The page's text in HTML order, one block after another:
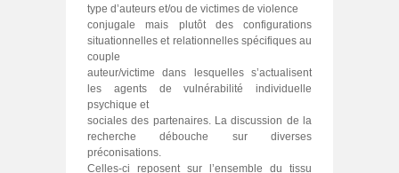
type d’auteurs et/ou de victimes de violence
conjugale mais plutôt des configurations
situationnelles et relationnelles spécifiques au
couple
auteur/victime dans lesquelles s’actualisent
les agents de vulnérabilité individuelle
psychique et
sociales des partenaires. La discussion de la
recherche débouche sur diverses
préconisations.
Celles-ci reposent sur l’ensemble du tissu